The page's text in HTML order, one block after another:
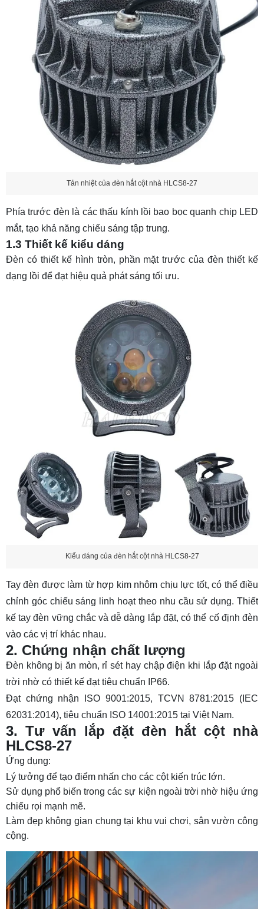
Tản nhiệt của đèn hắt cột nhà HLCS8-27
Phía trước đèn là các thấu kính lồi bao bọc quanh chip LED
mắt, tạo khả năng chiếu sáng tập trung.
1.3 Thiết kế kiểu dáng
Đèn có thiết kế hình tròn, phần mặt trước của đèn thiết kế
dạng lồi để đạt hiệu quả phát sáng tối ưu.
Kiểu dáng của đèn hắt cột nhà HLCS8-27
Tay đèn được làm từ hợp kim nhôm chịu lực tốt, có thể điều
chỉnh góc chiếu sáng linh hoạt theo nhu cầu sử dụng. Thiết
kế tay đèn vững chắc và dễ dàng lắp đặt, có thể cố định đèn
vào các vị trí khác nhau.
2. Chứng nhận chất lượng
Đèn không bị ăn mòn, rỉ sét hay chập điện khi lắp đặt ngoài
trời nhờ có thiết kế đạt tiêu chuẩn IP66.
Đạt chứng nhận ISO 9001:2015, TCVN 8781:2015 (IEC
62031:2014), tiêu chuẩn ISO 14001:2015 tại Việt Nam.
3. Tư vấn lắp đặt đèn hắt cột nhà
HLCS8-27
Ứng dụng:
Lý tưởng để tạo điểm nhấn cho các cột kiến trúc lớn.
Sử dụng phổ biến trong các sự kiện ngoài trời nhờ hiệu ứng
chiếu rọi mạnh mẽ.
Làm đẹp không gian chung tại khu vui chơi, sân vườn công
cộng.